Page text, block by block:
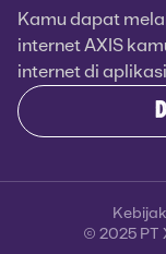
Kamu dapat
internet AXIS
internet di
© 2025 PT